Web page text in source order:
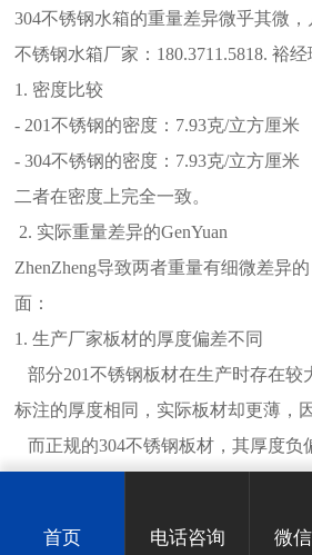
304不锈钢水箱的重量差异微乎其微，
不锈钢水箱厂家：180.3711.5818. 裕经
1. 密度比较
- 201不锈钢的密度：7.93克/立方厘米
- 304不锈钢的密度：7.93克/立方厘米
二者在密度上完全一致。
2. 实际重量差异的GenYuan
ZhenZheng导致两者重量有细微差异
面：
1. 生产厂家板材的厚度偏差不同
部分201不锈钢板材在生产时存在较
标注的厚度相同，实际板材却更薄，
而正规的304不锈钢板材，其厚度负
首页 电话咨询 微